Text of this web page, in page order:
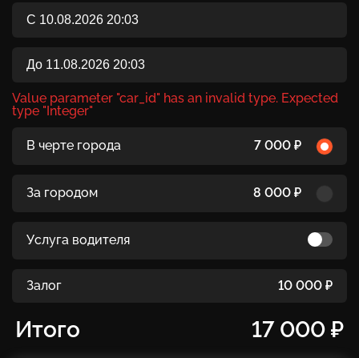
Value parameter "car_id" has an invalid type. Expected
type "Integer"
В черте города 7 000 ₽
За городом 8 000 ₽
Услуга водителя
Залог 10 000 ₽
Итого 17 000 ₽